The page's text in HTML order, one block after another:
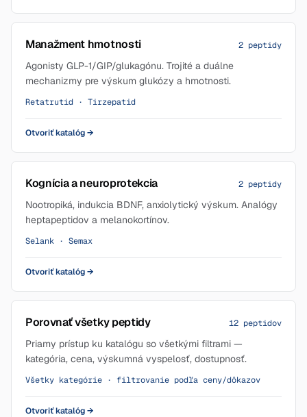
Manažment hmotnosti 2 peptidy
Agonisty GLP-1/GIP/glukagónu. Trojité a duálne
mechanizmy pre výskum glukózy a hmotnosti.
Retatrutid · Tirzepatid
Otvoriť katalóg→
Kognícia a neuroprotekcia 2 peptidy
Nootropiká, indukcia BDNF, anxiolytický výskum. Analógy
heptapeptidov a melanokortínov.
Selank · Semax
Otvoriť katalóg→
Porovnať všetky peptidy 12 peptidov
Priamy prístup ku katalógu so všetkými filtrami —
kategória, cena, výskumná vyspelosť, dostupnosť.
Všetky kategórie · filtrovanie podľa ceny/dôkazov
Otvoriť katalóg→